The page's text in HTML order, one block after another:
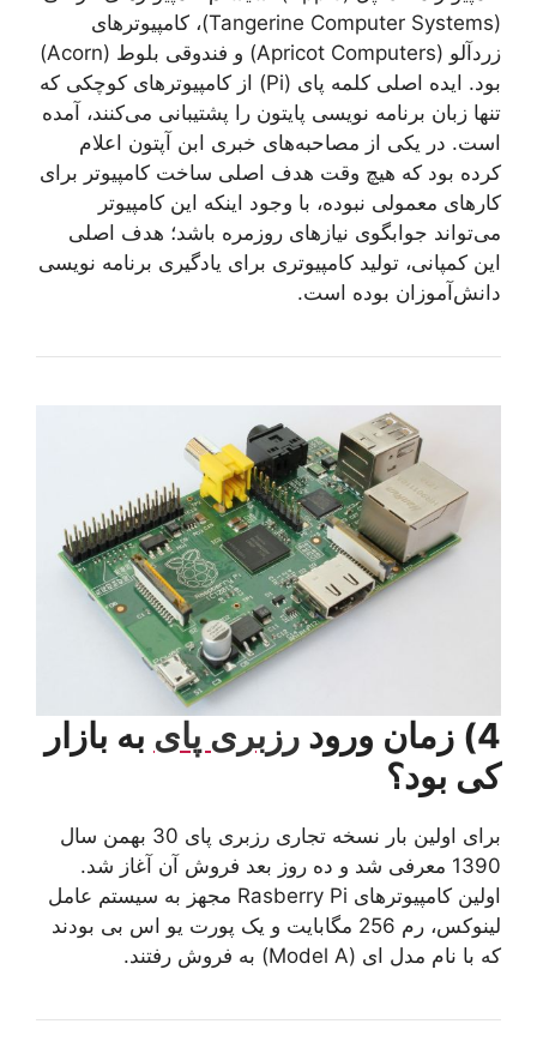
(Tangerine Computer Systems)، کامپیوترهای
زردآلو (Apricot Computers) و فندوقی بلوط (Acorn)
بود. ایده اصلی کلمه پای (Pi) از کامپیوترهای کوچکی که
تنها زبان برنامه نویسی پایتون را پشتیبانی می‌کنند، آمده
است. در یکی از مصاحبه‌های خبری ابن آپتون اعلام
کرده بود که هیچ وقت هدف اصلی ساخت کامپیوتر برای
کارهای معمولی نبوده، با وجود اینکه این کامپیوتر
می‌تواند جوابگوی نیازهای روزمره باشد؛ هدف اصلی
این کمپانی، تولید کامپیوتری برای یادگیری برنامه نویسی
دانش‌آموزان بوده‌ است.
4) زمان ورود رزبری پای به بازار
کی بود؟
برای اولین بار نسخه تجاری رزبری پای 30 بهمن سال
1390 معرفی شد و ده روز بعد فروش آن آغاز شد.
اولین کامپیوترهای Rasberry Pi مجهز به سیستم عامل
لینوکس، رم 256 مگابایت و یک پورت یو اس بی بودند
که با نام مدل ای (Model A) به فروش رفتند.